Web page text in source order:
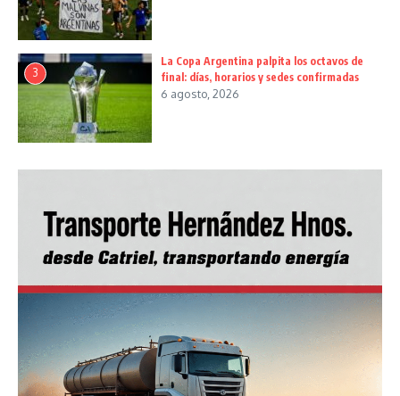
3
La Copa Argentina palpita los octavos de
final: días, horarios y sedes confirmadas
6 agosto, 2026